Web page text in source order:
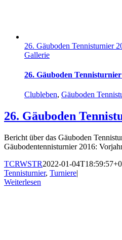
26. Gäuboden Tennisturnier
Gallerie
26. Gäuboden
Clubleben, Gäuboden
26. Gäuboden
Bericht über das Gäuboden
Gäubodentennisturnier 2016:
TCRWSTR2022-01-
Tennisturnier, Turniere|
Weiterlesen